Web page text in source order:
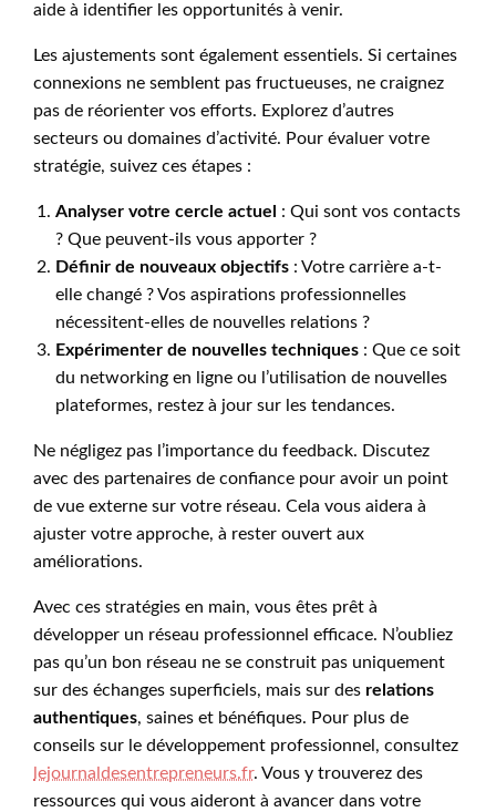
aide à identifier les opportunités à venir.
Les ajustements sont également essentiels. Si certaines
connexions ne semblent pas fructueuses, ne craignez
pas de réorienter vos efforts. Explorez d’autres
secteurs ou domaines d’activité. Pour évaluer votre
stratégie, suivez ces étapes :
Analyser votre cercle actuel
: Qui sont vos contacts
? Que peuvent-ils vous apporter ?
Définir de nouveaux objectifs : Votre carrière a-t-
elle changé ? Vos aspirations professionnelles
nécessitent-elles de nouvelles relations ?
Expérimenter de nouvelles techniques : Que ce soit
du networking en ligne ou l’utilisation de nouvelles
plateformes, restez à jour sur les tendances.
Ne négligez pas l’importance du feedback. Discutez
avec des partenaires de confiance pour avoir un point
de vue externe sur votre réseau. Cela vous aidera à
ajuster votre approche, à rester ouvert aux
améliorations.
Avec ces stratégies en main, vous êtes prêt à
développer un réseau professionnel efficace. N’oubliez
pas qu’un bon réseau ne se construit pas uniquement
sur des échanges superficiels, mais sur des relations
authentiques, saines et bénéfiques. Pour plus de
conseils sur le développement professionnel, consultez
lejournaldesentrepreneurs.fr. Vous y trouverez des
ressources qui vous aideront à avancer dans votre